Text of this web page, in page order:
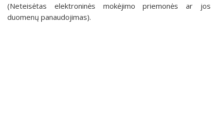
(Neteisėtas elektroninės mokėjimo priemonės ar jos
duomenų panaudojimas).